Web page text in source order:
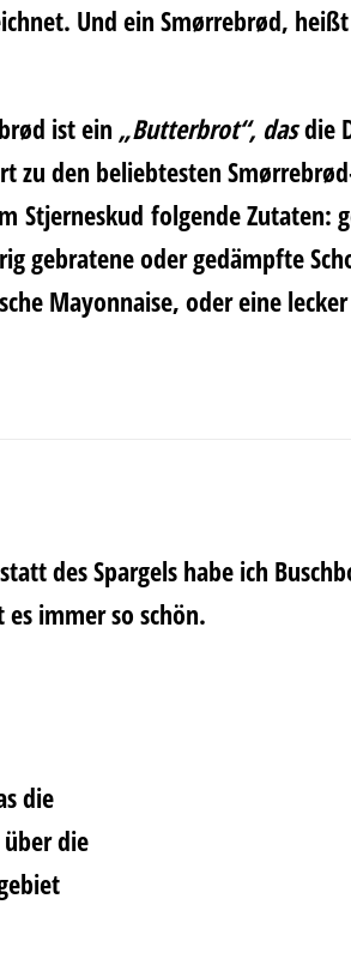
Und einSmørrebrød,
ist ein „Butterbrot“, dasdie
zu den beliebtesten
Stjerneskud folgende Zutaten:
gebratene oder gedämpfte
Mayonnaise, oder eine
des Spargels habe ich
immer so schön.
die
die